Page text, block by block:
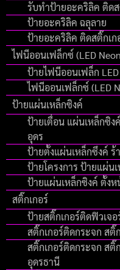
รับทำป้ายอะคริลิค ติด
ป้ายอะคริลิค ฉลุลาย
ป้ายอะคริลิค ติดสติ๊กเ
ไฟนีออนเฟล็กซ์ (LED
ป้ายไฟนีออนเฟล็ก
ไฟนีออนเฟล็กซ์ (LED
ป้ายแผ่นเหล็กซิงค์
ป้ายเตื่อน แผ่นเหล็กซิ
อุดร
ป้ายตั้งแผ่นเหล็กซึงค์ ร้
ป้ายโครงการ ป้ายแผ่น
ป้ายแผ่นเหล็กซิงค์ ตั้งห
สติ๊กเกอร์
ป้ายสติ๊กเกอร์ติดฟิวเจ
สติ๊กเกอร์ติดกระจก สติ๊
สติ๊กเกอร์ติดกระจก สติ๊
อุดรธานี